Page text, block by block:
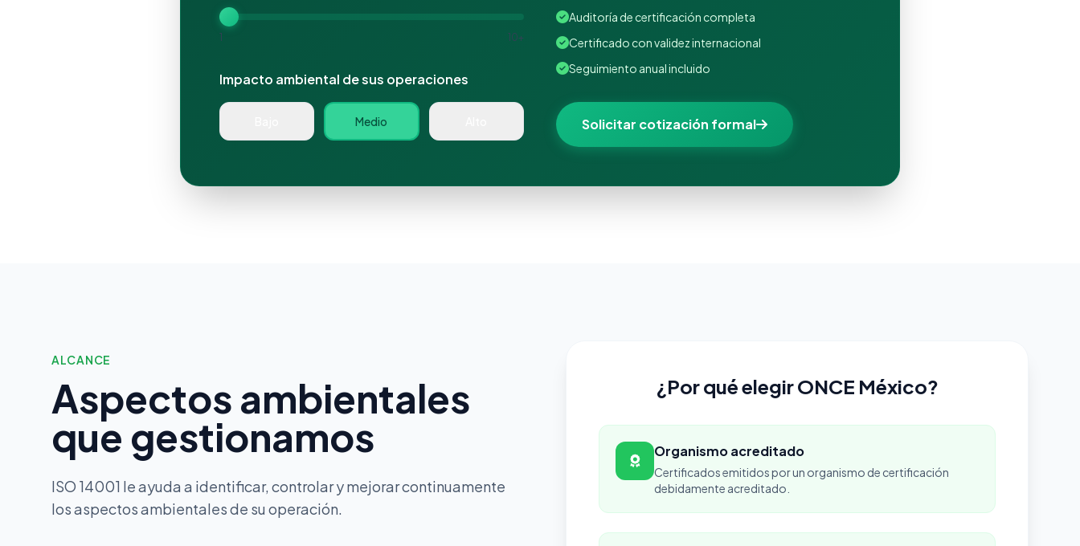
1 10+
Impacto ambiental de sus operaciones
Medio
Auditoría de certificación completa
Certificado con validez internacional
Seguimiento anual incluido
Solicitar cotización formal
ALCANCE
Aspectos ambientales
que gestionamos
ISO 14001 le ayuda a identificar, controlar y mejorar continuamente
los aspectos ambientales de su operación.
¿Por qué elegir ONCE México?
Organismo acreditado
Certificados emitidos por un organismo de certificación
debidamente acreditado.